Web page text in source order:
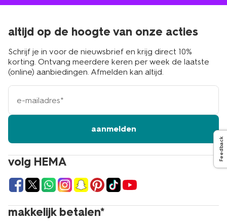
volg HEMA
makkelijk betalen*
altijd op de hoogte van onze acties
Schrijf je in voor de nieuwsbrief en krijg direct 10%
korting. Ontvang meerdere keren per week de laatste
(online) aanbiedingen. Afmelden kan altijd.
e-
mailadres
aanmelden
Feedback